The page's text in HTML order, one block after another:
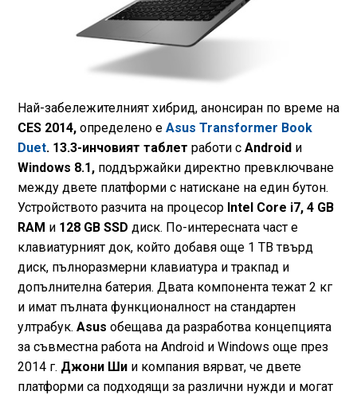
Най-забележителният хибрид, анонсиран по време на
CES 2014,определено е Asus Transformer Book
Duet. 13.3-инчовият таблет работи с Androidи
Windows 8.1, поддържайки директно превключване
между двете платформи с натискане на един бутон.
Устройството разчита на процесор Intel Core i7, 4 GB
RAM и 128 GB SSD диск. По-интересната част е
клавиатурният док, който добавя още 1 TB твърд
диск, пълноразмерни клавиатура и тракпад и
допълнителна батерия. Двата компонента тежат 2 кг
и имат пълната функционалност на стандартен
ултрабук. Asus обещава да разработва концепцията
за съвместна работа на Android и Windows още през
2014 г. Джони Шии компания вярват, че двете
платформи са подходящи за различни нужди и могат